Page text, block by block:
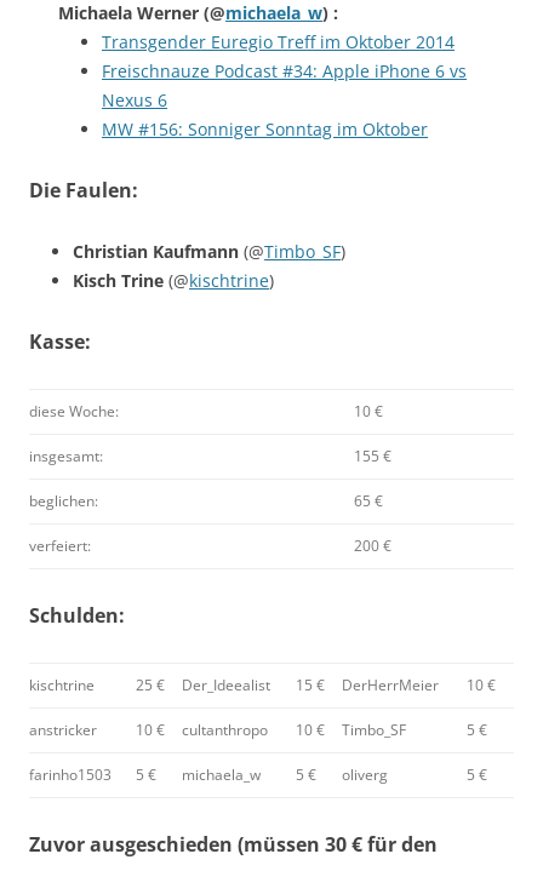
Michaela Werner (@michaela_w) :
Transgender Euregio Treff im Oktober 2014
Freischnauze Podcast #34: Apple iPhone 6 vs
Nexus 6
MW #156: Sonniger Sonntag im Oktober
Die Faulen:
Christian Kaufmann (@Timbo_SF)
Kisch Trine (@kischtrine)
Kasse:
diese Woche: 10 €
insgesamt: 155 €
beglichen: 65 €
verfeiert: 200 €
Schulden:
kischtrine 25 € Der_Ideealist 15 € DerHerrMeier 10 €
anstricker 10 € cultanthropo 10 € Timbo_SF 5 €
farinho1503 5 € michaela_w 5 € oliverg 5 €
Zuvor ausgeschieden (müssen 30 € für den